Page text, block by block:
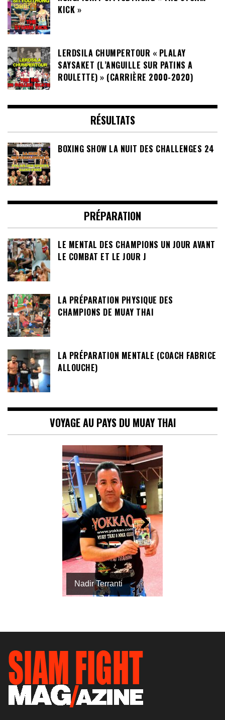
KICK »
LERDSILA CHUMPERTOUR « PLALAY
SAYSAKET (L’ANGUILLE SUR PATINS A
ROULETTE) » (CARRIÈRE 2000-2020)
RÉSULTATS
BOXING SHOW LA NUIT DES CHALLENGES 24
PRÉPARATION
LE MENTAL DES CHAMPIONS UN JOUR AVANT
LE COMBAT ET LE JOUR J
LA PRÉPARATION PHYSIQUE DES
CHAMPIONS DE MUAY THAI
LA PRÉPARATION MENTALE (COACH FABRICE
ALLOUCHE)
VOYAGE AU PAYS DU MUAY THAI
Nadir Terranti